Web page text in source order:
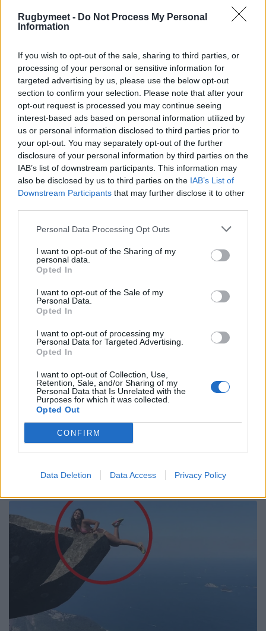
Rugbymeet - Do Not Process My Personal
Information
If you wish to opt-out of the sale, sharing to third parties, or
processing of your personal or sensitive information for
targeted advertising by us, please use the below opt-out
section to confirm your selection. Please note that after your
opt-out request is processed you may continue seeing
interest-based ads based on personal information utilized by
us or personal information disclosed to third parties prior to
your opt-out. You may separately opt-out of the further
disclosure of your personal information by third parties on the
IAB’s list of downstream participants. This information may
also be disclosed by us to third parties on the IAB’s List of
Downstream Participants that may further disclose it to other
Personal Data Processing Opt Outs
I want to opt-out of the Sharing of my
personal data.
Opted In
I want to opt-out of the Sale of my
Personal Data.
Opted In
I want to opt-out of processing my
Personal Data for Targeted Advertising.
Opted In
I want to opt-out of Collection, Use,
Retention, Sale, and/or Sharing of my
Personal Data that Is Unrelated with the
Purposes for which it was collected.
Opted Out
CONFIRM
Data Deletion Data Access Privacy Policy